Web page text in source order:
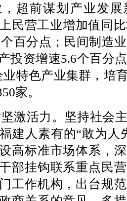
超前谋划产业发
民营工业增加值同
百分点；民间制造
投资增速5.6个百分
特色产业集群，培
家。
激活力。坚持社会
建人素有的“敢为人
高标准市场体系，
部挂钩联系重点民
工作机构，出台规